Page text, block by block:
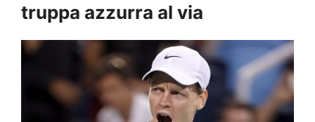
truppa azzurra al via